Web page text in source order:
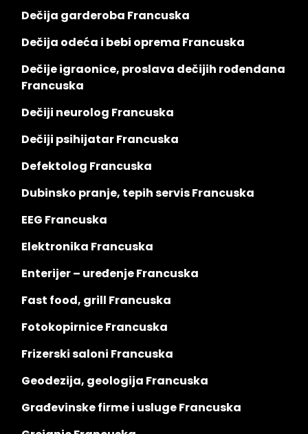
Dečija garderoba Francuska
Dečija odeća i bebi oprema Francuska
Dečije igraonice, proslava dečijih rođendana
Francuska
Dečiji neurolog Francuska
Dečiji psihijatar Francuska
Defektolog Francuska
Dubinsko pranje, tepih servis Francuska
EEG Francuska
Elektronika Francuska
Enterijer – uređenje Francuska
Fast food, grill Francuska
Fotokopirnice Francuska
Frizerski saloni Francuska
Geodezija, geologija Francuska
Građevinske firme i usluge Francuska